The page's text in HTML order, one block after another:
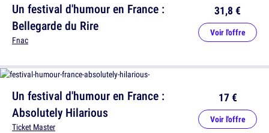
Un festival d'humour en France :
Absolutely Hilarious
Ticket Master
17 €
Voir l'offre
Un festival d'humour en France :
Bellegarde du Rire
Fnac
31,8 €
Voir l'offre